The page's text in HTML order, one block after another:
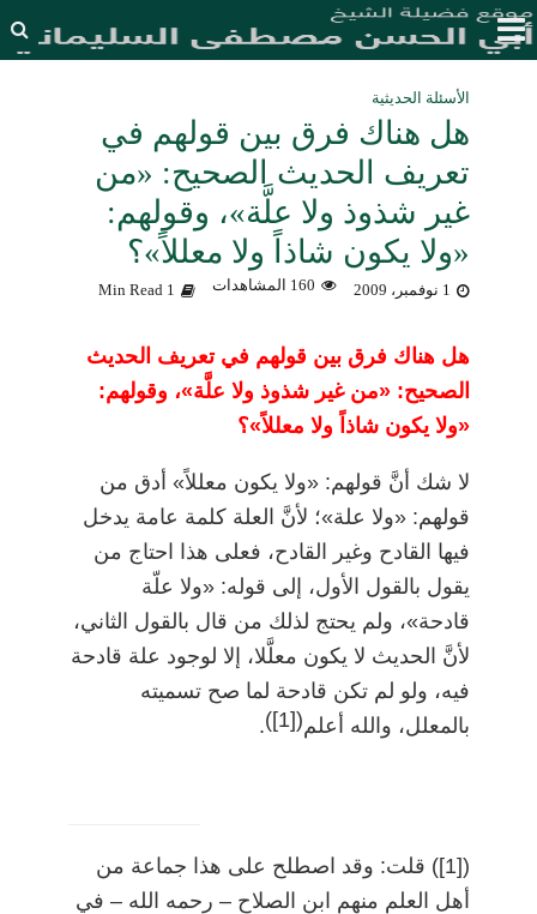
الأسئلة الحديثية
هل هناك فرق بين قولهم في
تعريف الحديث الصحيح: «من
غير شذوذ ولا علَّة»، وقولهم:
«ولا يكون شاذاً ولا معللاً»؟
1 نوفمبر، 2009 160 المشاهدات 1 Min Read
هل هناك فرق بين قولهم في تعريف الحديث
الصحيح: «من غير شذوذ ولا علَّة»، وقولهم:
«ولا يكون شاذاً ولا معللاً»؟
لا شك أنَّ قولهم: «ولا يكون معللاً» أدق من
قولهم: «ولا علة»؛ لأنَّ العلة كلمة عامة يدخل
فيها القادح وغير القادح، فعلى هذا احتاج من
يقول بالقول الأول، إلى قوله: «ولا علّة
قادحة»، ولم يحتج لذلك من قال بالقول الثاني،
لأنَّ الحديث لا يكون معلَّلا، إلا لوجود علة قادحة
فيه، ولو لم تكن قادحة لما صح تسميته
بالمعلل، والله أعلم(
[1]
)
.
(
[1]
) قلت: وقد اصطلح على هذا جماعة من
أهل العلم منهم ابن الصلاح– رحمه الله– في